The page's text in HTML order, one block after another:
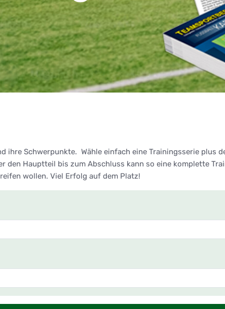
ihre Schwerpunkte. Wähle einfach eine Trainingsserie plus
den Hauptteil bis zum Abschluss kann so eine komplette
wollen. Viel Erfolg auf dem Platz!